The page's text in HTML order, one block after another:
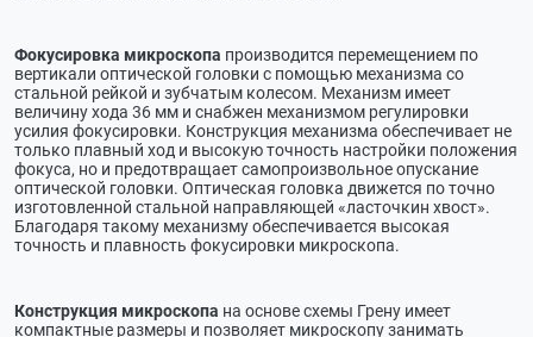
Фокусировка микроскопа производится перемещением по
вертикали оптической головки с помощью механизма со
стальной рейкой и зубчатым колесом. Механизм имеет
величину хода 36 мм и снабжен механизмом регулировки
усилия фокусировки. Конструкция механизма обеспечивает не
только плавный ход и высокую точность настройки положения
фокуса, но и предотвращает самопроизвольное опускание
оптической головки. Оптическая головка движется по точно
изготовленной стальной направляющей «ласточкин хвост».
Благодаря такому механизму обеспечивается высокая
точность и плавность фокусировки микроскопа.
Конструкция микроскопа на основе схемы Грену имеет
компактные размеры и позволяет микроскопу занимать